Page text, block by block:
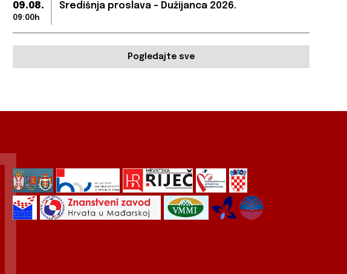
09.08.
09:00h
Središnja proslava – Dužijanca 2026.
Pogledajte sve